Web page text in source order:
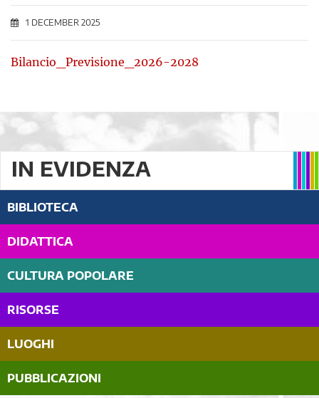
1 DECEMBER 2025
Bilancio_Previsione_2026-2028
IN EVIDENZA
BIBLIOTECA
DIDATTICA
CULTURA POPOLARE
RISORSE
LUOGHI
PUBBLICAZIONI